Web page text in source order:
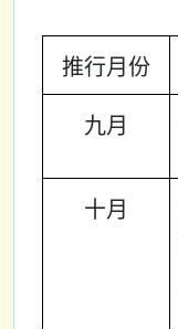
推行月份
九月
十月